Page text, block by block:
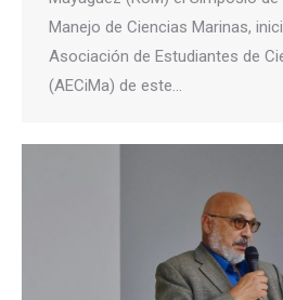
Manejo de Ciencias Marinas,
Asociación de Estudiantes de
(AECiMa) de este…